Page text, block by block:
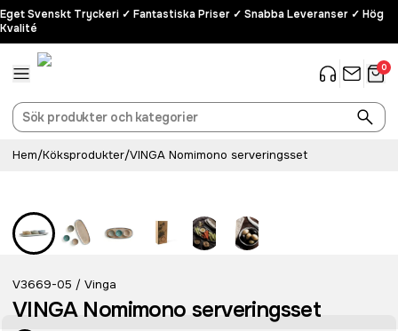
Eget Svenskt Tryckeri ✓ Fantastiska Priser ✓ Snabba Leveranser ✓ Hög
Kvalité
0
Hem/Köksprodukter/VINGA Nomimono serveringsset
V3669-05 / Vinga
VINGA Nomimono serveringsset